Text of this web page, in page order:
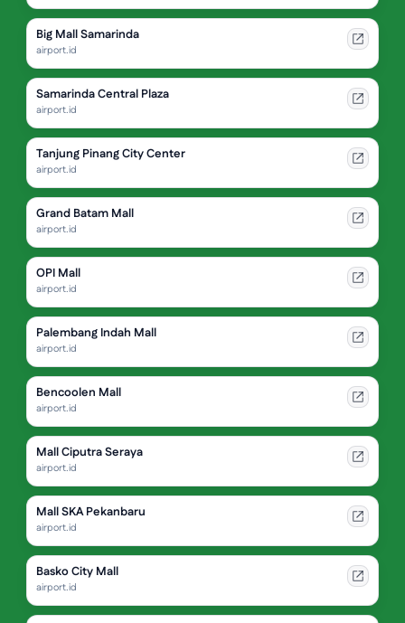
Big Mall Samarinda
airport.id
Samarinda Central Plaza
airport.id
Tanjung Pinang City Center
airport.id
Grand Batam Mall
airport.id
OPI Mall
airport.id
Palembang Indah Mall
airport.id
Bencoolen Mall
airport.id
Mall Ciputra Seraya
airport.id
Mall SKA Pekanbaru
airport.id
Basko City Mall
airport.id